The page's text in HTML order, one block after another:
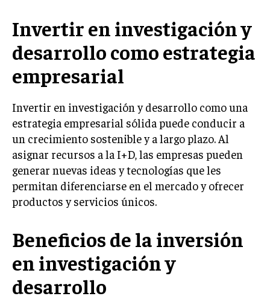
EMPRENDIMIENTO
INNOVACIÓN EMPRESARIAL
GESTIÓN DEL CAMBIO
LIDERAZGO
HABILIDADES DIRECTIVAS
EMPRENDIMIENTO
PLANIFICACIÓN EMPRESARIAL
FINANZAS
FINANZAS Y CONTABILIDAD
GESTIÓN DE RECURSOS FINANCIEROS
INVERSIONES Y MERCADOS FINANCIEROS
CONTABILIDAD EMPRESARIAL
ECONOMÍA EMPRESARIAL
Invertir en investigación y
desarrollo como estrategia
empresarial
Invertir en investigación y desarrollo como una
estrategia empresarial sólida puede conducir a
un crecimiento sostenible y a largo plazo. Al
asignar recursos a la I+D, las empresas pueden
generar nuevas ideas y tecnologías que les
permitan diferenciarse en el mercado y ofrecer
productos y servicios únicos.
Beneficios de la inversión
en investigación y
desarrollo